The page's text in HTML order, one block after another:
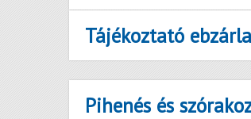
Tájékoztató
Pihenés és